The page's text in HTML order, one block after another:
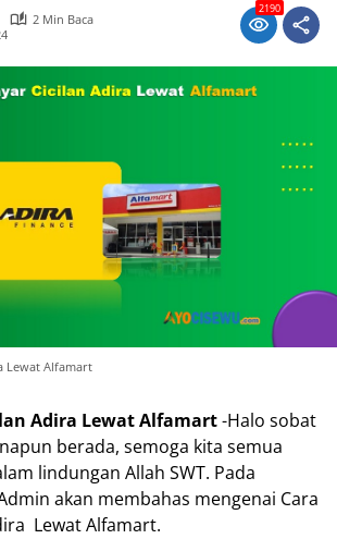
2 Min Baca
2190
Lewat Alfamart
Adira Lewat Alfamart-Halo sobat
berada, semoga kita semua
lindungan Allah SWT. Pada
akan membahas mengenai Cara
Lewat Alfamart.